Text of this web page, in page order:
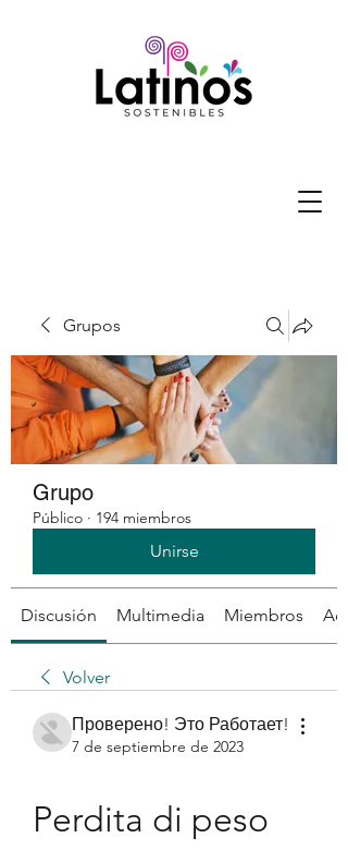
Grupos
Grupo
Público · 194 miembros
Unirse
Discusión Multimedia Miembros
Volver
Проверено! Это Работает!
7 de septiembre de 2023
Perdita di peso